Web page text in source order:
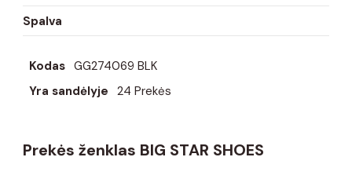
Spalva
Kodas GG274069 BLK
Yra sandėlyje 24 Prekės
Prekės ženklas BIG STAR SHOES